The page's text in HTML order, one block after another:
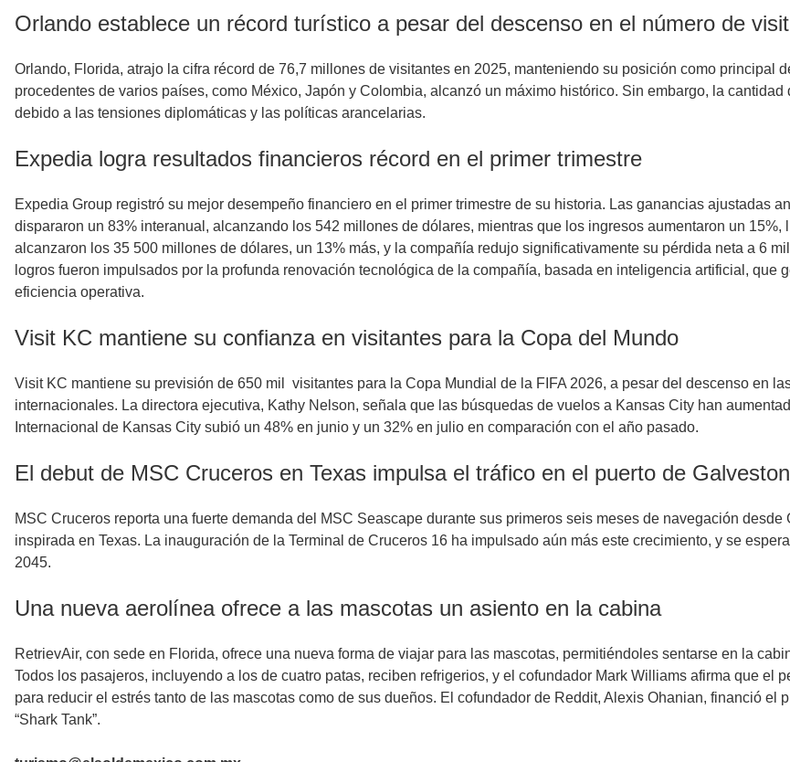
Orlando establece un récord turístico a pesar del descenso en el número de
Orlando, Florida, atrajo la cifra récord de 76,7 millones de visitantes en 2025, manteniendo su posición como principal
procedentes de varios países, como México, Japón y Colombia, alcanzó un máximo histórico. Sin embargo, la
debido a las tensiones diplomáticas y las políticas arancelarias.
Expedia logra resultados financieros récord en el primer trimestre
Expedia Group registró su mejor desempeño financiero en el primer trimestre de su historia. Las ganancias ajustadas
dispararon un 83% interanual, alcanzando los 542 millones de dólares, mientras que los ingresos aumentaron un
alcanzaron los 35 500 millones de dólares, un 13% más, y la compañía redujo significativamente su pérdida neta a 6
logros fueron impulsados ​​por la profunda renovación tecnológica de la compañía, basada en inteligencia artificial,
eficiencia operativa.
Visit KC mantiene su confianza en visitantes para la Copa del Mundo
Visit KC mantiene su previsión de 650 mil visitantes para la Copa Mundial de la FIFA 2026, a pesar del descenso en
internacionales. La directora ejecutiva, Kathy Nelson, señala que las búsquedas de vuelos a Kansas City han
Internacional de Kansas City subió un 48% en junio y un 32% en julio en comparación con el año pasado.
El debut de MSC Cruceros en Texas impulsa el tráfico en el puerto de Galveston
MSC Cruceros reporta una fuerte demanda del MSC Seascape durante sus primeros seis meses de navegación
inspirada en Texas. La inauguración de la Terminal de Cruceros 16 ha impulsado aún más este crecimiento, y se
2045.
Una nueva aerolínea ofrece a las mascotas un asiento en la cabina
RetrievAir, con sede en Florida, ofrece una nueva forma de viajar para las mascotas, permitiéndoles sentarse en la
Todos los pasajeros, incluyendo a los de cuatro patas, reciben refrigerios, y el cofundador Mark Williams afirma que el
para reducir el estrés tanto de las mascotas como de sus dueños. El cofundador de Reddit, Alexis Ohanian, financió
“Shark Tank”.